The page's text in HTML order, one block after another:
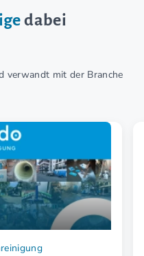
dabei
verwandt mit der Branche